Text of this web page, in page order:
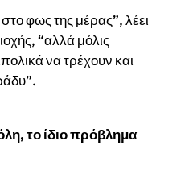
φως της μέρας”, λέει
“αλλά μόλις
να τρέχουν και
το ίδιο πρόβλημα